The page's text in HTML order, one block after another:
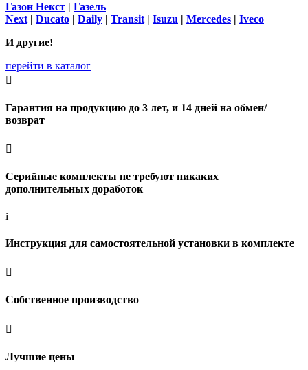
Газон Некст | Газель
Next | Ducato | Daily | Transit | Isuzu | Mercedes | Iveco
И другие!
перейти в каталог

Гарантия на продукцию до 3 лет, и 14 дней на обмен/
возврат

Серийные комплекты не требуют никаких
дополнительных доработок
i
Инструкция для самостоятельной установки в комплекте

Собственное производство

Лучшие цены